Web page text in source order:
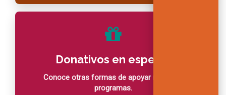
Donativos en especie
Conoce otras formas de apoyar nuestros
programas.